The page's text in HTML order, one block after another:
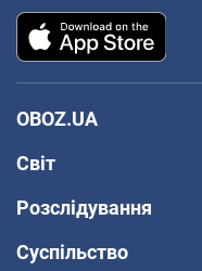
OBOZ.UA
Світ
Розслідування
Суспільство